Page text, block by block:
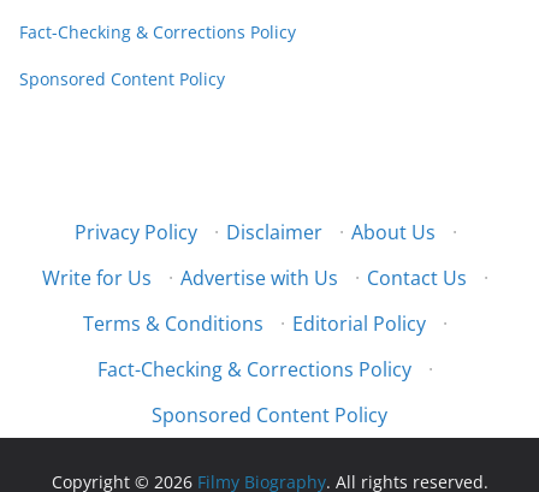
Fact-Checking & Corrections Policy
Sponsored Content Policy
Privacy Policy · Disclaimer · About Us
·
Write for Us
· Advertise with Us · Contact Us
·
Terms & Conditions
· Editorial Policy
·
Fact-Checking & Corrections Policy
·
Sponsored Content Policy
Copyright © 2026 Filmy Biography. All rights reserved.